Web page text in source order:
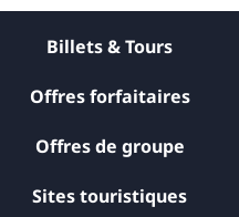
Billets & Tours
Offres forfaitaires
Offres de groupe
Sites touristiques